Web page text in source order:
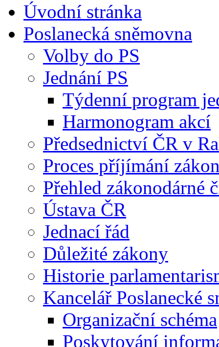
Úvodní stránka
Poslanecká sněmovna
Volby do PS
Jednání PS
Týdenní program
Harmonogram akcí
Předsednictví ČR v
Proces příjímání
Přehled zákonodárné
Ústava ČR
Jednací řád
Důležité zákony
Historie
Kancelář Poslanecké
Organizační schéma
Poskytování